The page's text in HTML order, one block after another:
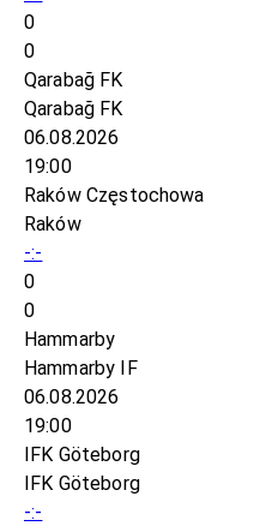
0
0
Qarabağ FK
Qarabağ FK
06.08.2026
19:00
Raków Częstochowa
Raków
-:-
0
0
Hammarby
Hammarby IF
06.08.2026
19:00
IFK Göteborg
IFK Göteborg
-:-